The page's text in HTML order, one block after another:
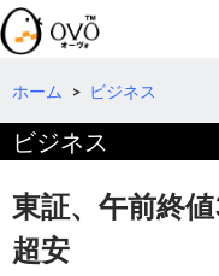
検
索
コ
テ
へ
移
動
ホーム > ビジネス
ビジネス
東証、午前終
超安